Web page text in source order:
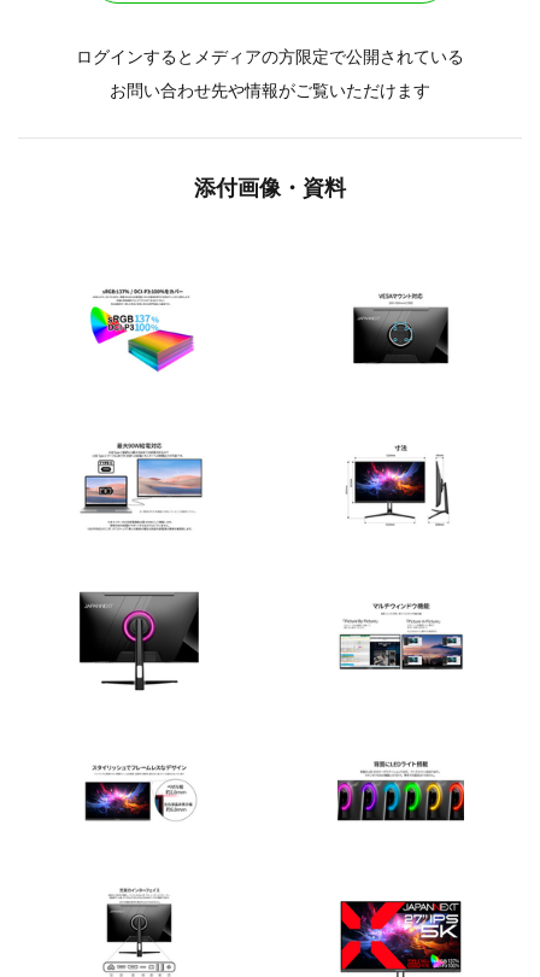
ログインするとメディアの方限定で公開されている
お問い合わせ先や情報がご覧いただけます
添付画像・資料